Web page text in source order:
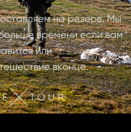
на резерв. Мы
времени если вам
или
вконце.